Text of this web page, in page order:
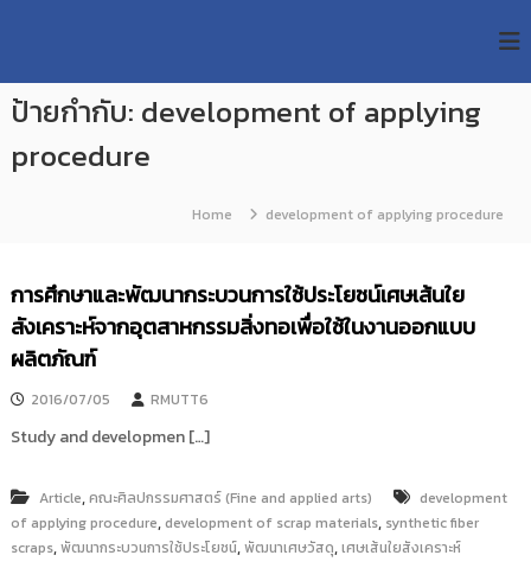
p
U
T
T
a
r
c
R
e
o
s
i
วิ
ท
า
โ
โ
ล
ร
ช
ค
ล
ธั
ป้ายกำกับ: development of applying
procedure
Home development of applying procedure
การศึกษาและพัฒนากระบวนการใช้ประโยชน์เศษเส้นใย
สังเคราะห์จากอุตสาหกรรมสิ่งทอเพื่อใช้ในงานออกแบบ
ผลิตภัณฑ์
2016/07/05 RMUTT6
Study and developmen […]
Article,คณะศิลปกรรมศาสตร์ (Fine and applied arts)
development
of applying procedure,development of scrap materials, synthetic fiber
scraps,พัฒนากระบวนการใช้ประโยชน์,พัฒนาเศษวัสดุ,เศษเส้นใยสังเคราะห์